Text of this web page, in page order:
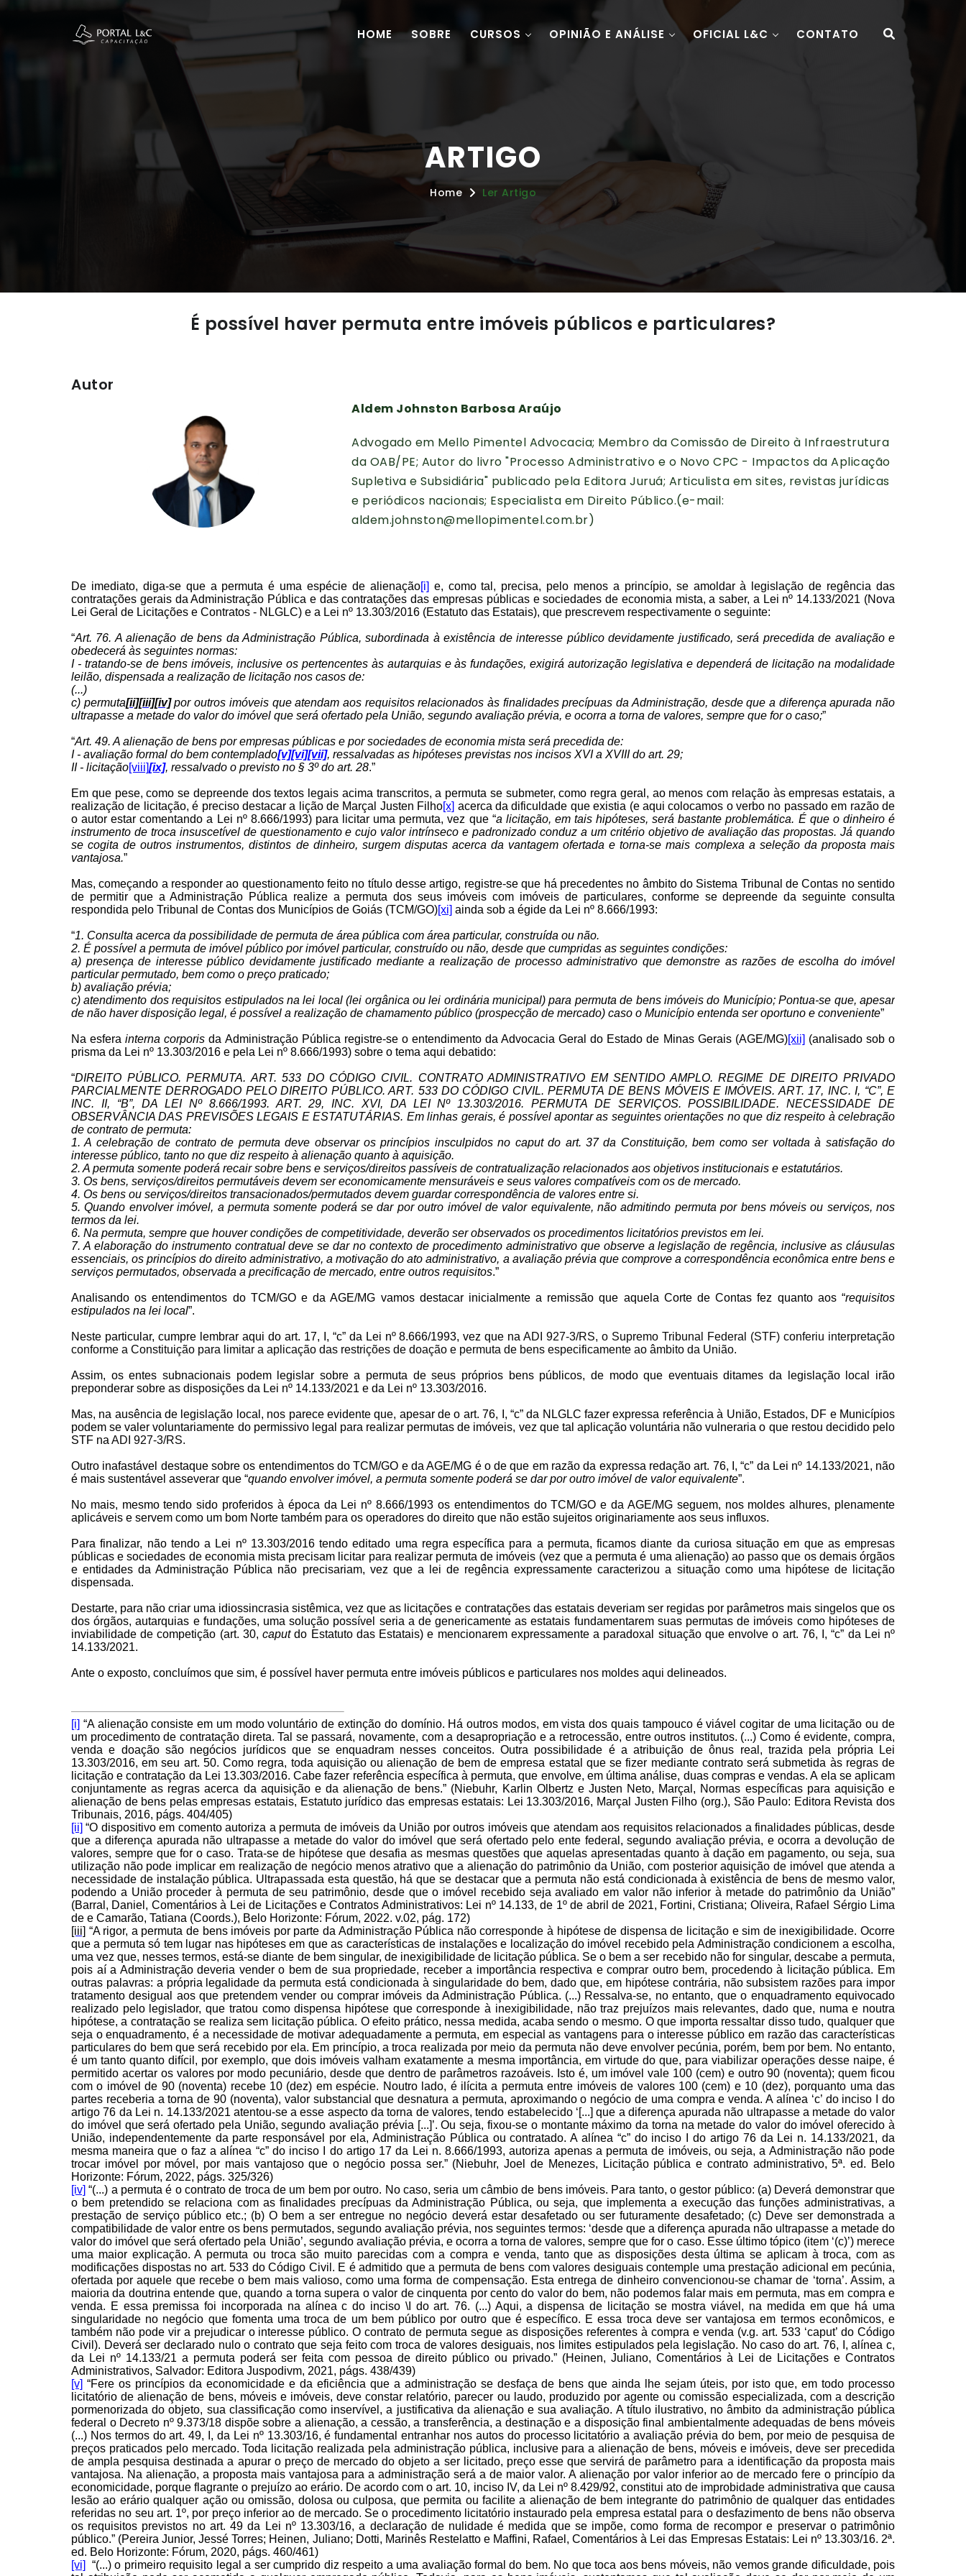
HOME SOBRE CURSOS OPINIÃO E ANÁLISE OFICIAL L&C CONTATO
ARTIGO
Home Ler Artigo
É possível haver permuta entre imóveis públicos e particulares?
Autor
Aldem Johnston Barbosa Araújo
Advogado em Mello Pimentel Advocacia; Membro da Comissão de Direito à Infraestrutura
da OAB/PE; Autor do livro "Processo Administrativo e o Novo CPC - Impactos da Aplicação
Supletiva e Subsidiária" publicado pela Editora Juruá; Articulista em sites, revistas jurídicas
e periódicos nacionais; Especialista em Direito Público.(e-mail:
aldem.johnston@mellopimentel.com.br)